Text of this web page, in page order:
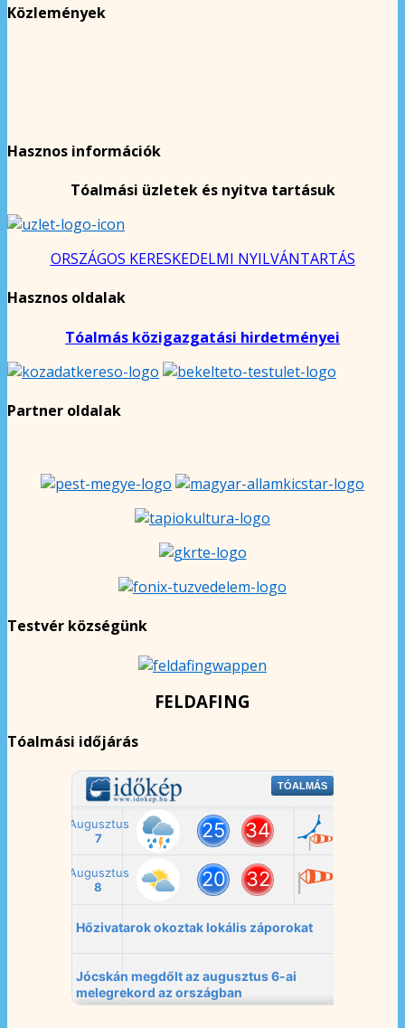
Közlemények
Hasznos információk
Tóalmási üzletek és nyitva tartásuk
ORSZÁGOS KERESKEDELMI NYILVÁNTARTÁS
Hasznos oldalak
Tóalmás közigazgatási hirdetményei
Partner oldalak
Testvér községünk
FELDAFING
Tóalmási időjárás